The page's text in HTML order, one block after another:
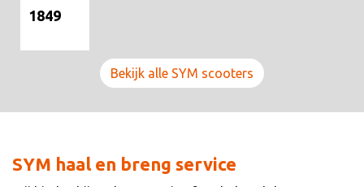
1849
Bekijk alle SYM scooters
SYM haal en breng service